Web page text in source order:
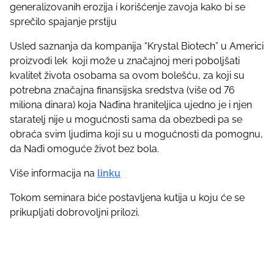
generalizovanih erozija i korišćenje zavoja kako bi se
sprečilo spajanje prstiju
Usled saznanja da kompanija “Krystal Biotech” u Americi
proizvodi lek koji može u značajnoj meri poboljšati
kvalitet života osobama sa ovom bolešću, za koji su
potrebna značajna finansijska sredstva (više od 76
miliona dinara) koja Nađina hraniteljica ujedno je i njen
staratelj nije u mogućnosti sama da obezbedi pa se
obraća svim ljudima koji su u mogućnosti da pomognu,
da Nađi omoguće život bez bola.
Više informacija na linku
Tokom seminara biće postavljena kutija u koju će se
prikupljati dobrovoljni prilozi.